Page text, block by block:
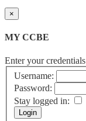
×
MY CCBE
Enter your
Username:
Password:
Stay logged in: